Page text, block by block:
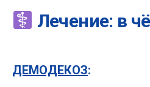
Лечение: в
ДЕМОДЕКОЗ: